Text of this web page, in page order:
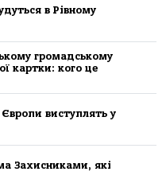
в Рівному
громадському
картки: кого це
виступлять у
Захисниками, які